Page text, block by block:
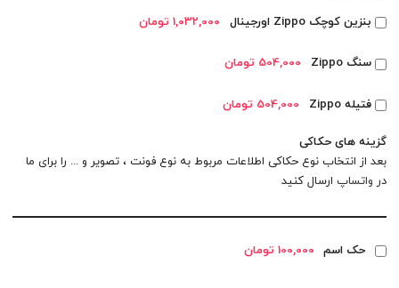
بنزین کوچک Zippo اورجینال
1,032,000 تومان
سنگ Zippo 504,000 تومان
فتیله Zippo 504,000 تومان
گزینه های حکاکی
بعد از انتخاب نوع حکاکی اطلاعات مربوط به نوع فونت ، تصویر و ... را برای ما
در واتساپ ارسال کنید
حک اسم 100,000 تومان